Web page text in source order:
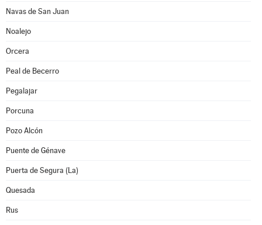
Navas de San Juan
Noalejo
Orcera
Peal de Becerro
Pegalajar
Porcuna
Pozo Alcón
Puente de Génave
Puerta de Segura (La)
Quesada
Rus